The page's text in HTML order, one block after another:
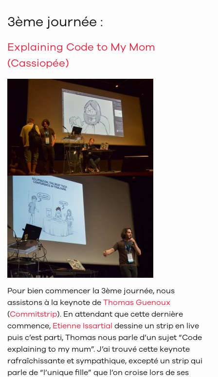
3ème journée :
Explaining Code to My Mom
(Cassiopée)
Pour bien commencer la 3ème journée, nous
assistons à la keynote deThomas Guenoux
(Commitstrip). En attendant que cette dernière
commence, Etienne Issartial dessine un strip en live
puis c’est parti, Thomas nous parle d’un sujet “Code
explaining to my mum”. J’ai trouvé cette keynote
rafraîchissante et sympathique, excepté un strip qui
parle de “l’unique fille” que l’on croise lors de ses